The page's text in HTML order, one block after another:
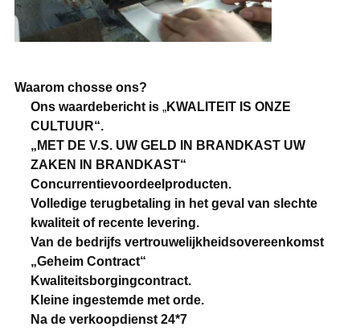
Waarom chosse ons?
Ons waardebericht is„KWALITEIT IS ONZE
CULTUUR“.
„MET DE V.S. UW GELD IN BRANDKAST UW
ZAKEN IN BRANDKAST“
Concurrentievoordeelproducten.
Volledige terugbetaling in het geval van slechte
kwaliteit of recente levering.
Van de bedrijfs vertrouwelijkheidsovereenkomst
„Geheim Contract“
Kwaliteitsborgingcontract.
Kleine ingestemde met orde.
Na de verkoopdienst 24*7